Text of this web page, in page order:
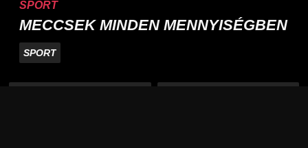
SPORT
MECCSEK MINDEN MENNYISÉGBEN
SPORT